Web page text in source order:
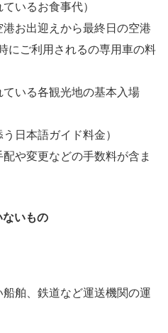
いるお食事代）
お出迎えから最終日の空港
にご利用されるの専用車の料
いる各観光地の基本入場
日本語ガイド料金）
や変更などの手数料が含ま
ないもの
舶、鉄道など運送機関の運